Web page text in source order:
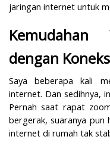
jaringan internet untuk
dengan
Saya beberapa kali
internet. Dan sedihnya,
Pernah saat rapat
bergerak, suaranya pun
internet di rumah tak